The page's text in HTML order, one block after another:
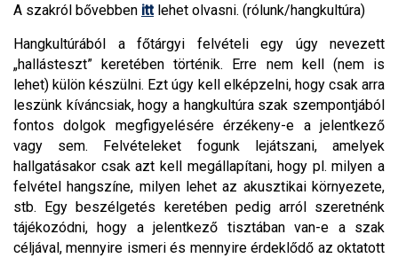
A szakról bővebben ittlehet olvasni. (rólunk/hangkultúra)
Hangkultúrából a főtárgyi felvételi egy úgy nevezett
„hallásteszt” keretében történik. Erre nem kell (nem is
lehet) külön készülni. Ezt úgy kell elképzelni, hogy csak arra
leszünk kíváncsiak, hogy a hangkultúra szak szempontjából
fontos dolgok megfigyelésére érzékeny-e a jelentkező
vagy sem. Felvételeket fogunk lejátszani, amelyek
hallgatásakor csak azt kell megállapítani, hogy pl. milyen a
felvétel hangszíne, milyen lehet az akusztikai környezete,
stb. Egy beszélgetés keretében pedig arról szeretnénk
tájékozódni, hogy a jelentkező tisztában van-e a szak
céljával, mennyire ismeri és mennyire érdeklődő az oktatott